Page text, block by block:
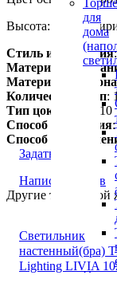
для
дома
Высота: 15 см;
Стиль исполнения
Материал
Материал плафона
Количество ламп:
Тип цоколя
: GU10
Способ крепления
Способ
Задать вопрос
Написать отзыв
Другие товары той
Светильник
настенный(бра)
Lighting LIVIA